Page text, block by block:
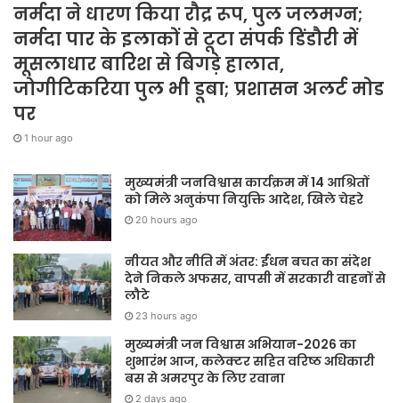
नर्मदा ने धारण किया रौद्र रूप, पुल जलमग्न;
नर्मदा पार के इलाकों से टूटा संपर्क डिंडौरी में
मूसलाधार बारिश से बिगड़े हालात,
जोगीटिकरिया पुल भी डूबा; प्रशासन अलर्ट मोड
पर
1 hour ago
मुख्यमंत्री जनविश्वास कार्यक्रम में 14 आश्रितों
को मिले अनुकंपा नियुक्ति आदेश, खिले चेहरे
20 hours ago
नीयत और नीति में अंतर: ईंधन बचत का संदेश
देने निकले अफसर, वापसी में सरकारी वाहनों से
लौटे
23 hours ago
मुख्यमंत्री जन विश्वास अभियान-2026 का
शुभारंभ आज, कलेक्टर सहित वरिष्ठ अधिकारी
बस से अमरपुर के लिए रवाना
2 days ago